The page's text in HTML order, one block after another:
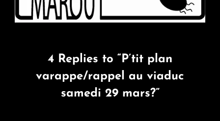
4 Replies to “P’tit plan
varappe/rappel au viaduc
samedi 29 mars?”